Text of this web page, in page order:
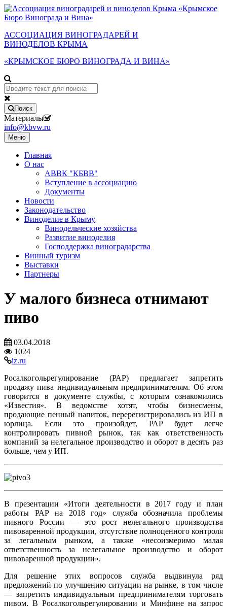
АССОЦИАЦИЯ ВИНОГРАДАРЕЙ И
ВИНОДЕЛОВ КРЫМА
«КРЫМСКОЕ БЮРО ВИНОГРАДА И ВИНА»
Поиск
Материалы
info@kbvw.ru
Меню
Главная
О нас
АВВК "КБВВ"
Вступление в ассоциацию
Документы
Новости
Законодательство
Виноделие в Крыму
Винодельческие хозяйства
Развитие виноделия
Господдержка виноградарства
Винный туризм
Выставки
Партнеры
У малого бизнеса отнимают
пиво
03.04.2018
1024
iz.ru
Росалкогольрегулирование (РАР) предлагает запретить
продажу пива индивидуальным предпринимателям. Об этом
говорится в документе службы, с которым ознакомились
«Известия». В ведомстве хотят, чтобы бизнесмены,
продающие пенный напиток, перерегистрировались из ИП в
юрлица. Если это произойдет, РАР будет легче
контролировать пивной рынок, так как ответственность
компаний за нелегальное производство и оборот в десять раз
больше, чем у ИП.
В презентации «Итоги деятельности в 2017 году и план
работы РАР на 2018 год» служба обозначила проблемы
пивного России — это рост нелегального производства
пивоваренной продукции, отсутствие полноценного контроля
за легальным рынком, а также «несоизмеримо малая
ответственность за нелегальное производство и оборот
пивоваренной продукции».
Для решение этих вопросов служба выдвинула ряд
предложений по улучшению ситуации на рынке, в том числе
— запретить индивидуальным предпринимателям торговать
пивом. В Росалкогольрегулировании и Минфине на запрос